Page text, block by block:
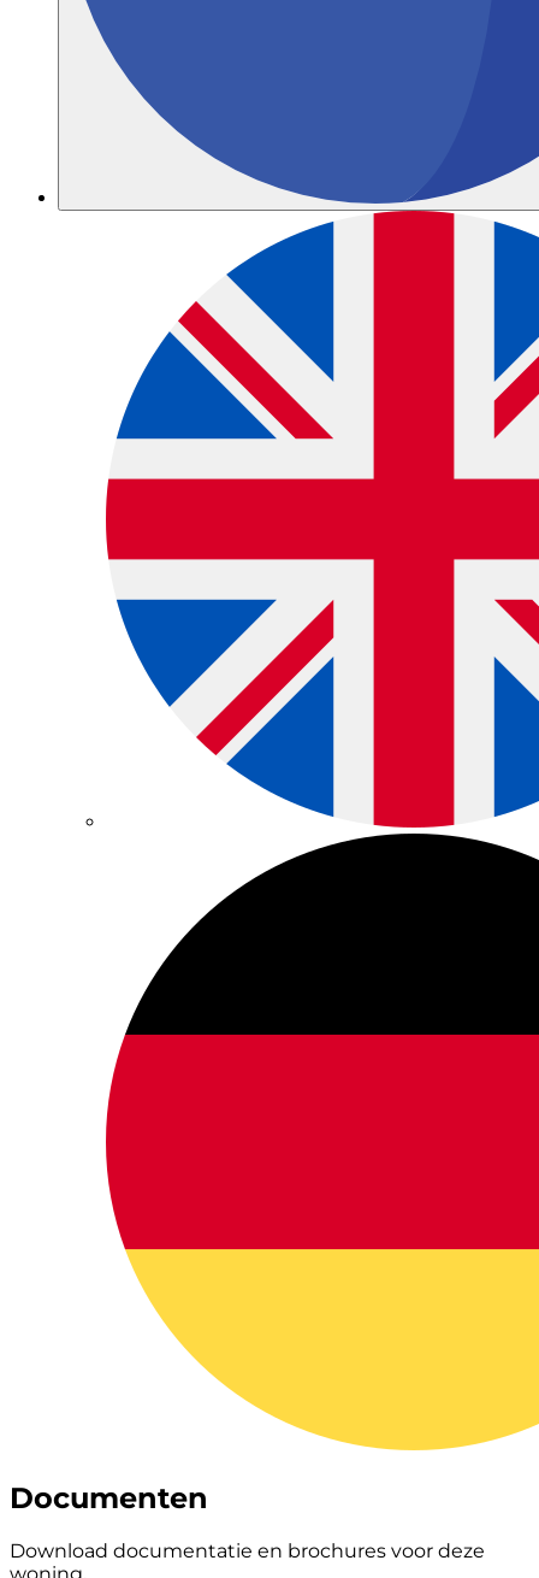
Documenten
Download documentatie en brochures voor deze